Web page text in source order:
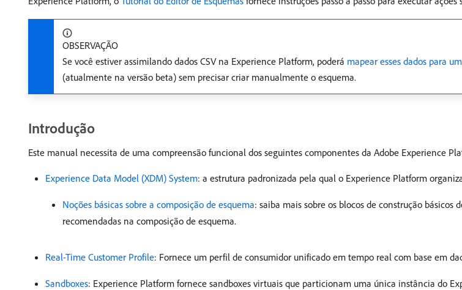
OBSERVAÇÃO
Se você estiver assimilando dados CSV na Experience Platform, poderá mapear esses dados para
(atualmente na versão beta) sem precisar criar manualmente o esquema.
Introdução
Este manual necessita de uma compreensão funcional dos seguintes componentes da Adobe Experience
Experience Data Model (XDM) System: a estrutura padronizada pela qual o Experience Platform
Noções básicas sobre a composição de esquema: saiba mais sobre os blocos de construção
recomendadas na composição de esquema.
Real-Time Customer Profile: Fornece um perfil de consumidor unificado em tempo real com base em
Sandboxes: Experience Platform fornece sandboxes virtuais que particionam uma única instância do